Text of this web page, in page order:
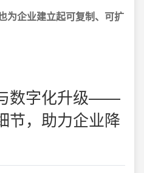
为企业建立起可复制、可扩
数字化升级——
节，助力企业降